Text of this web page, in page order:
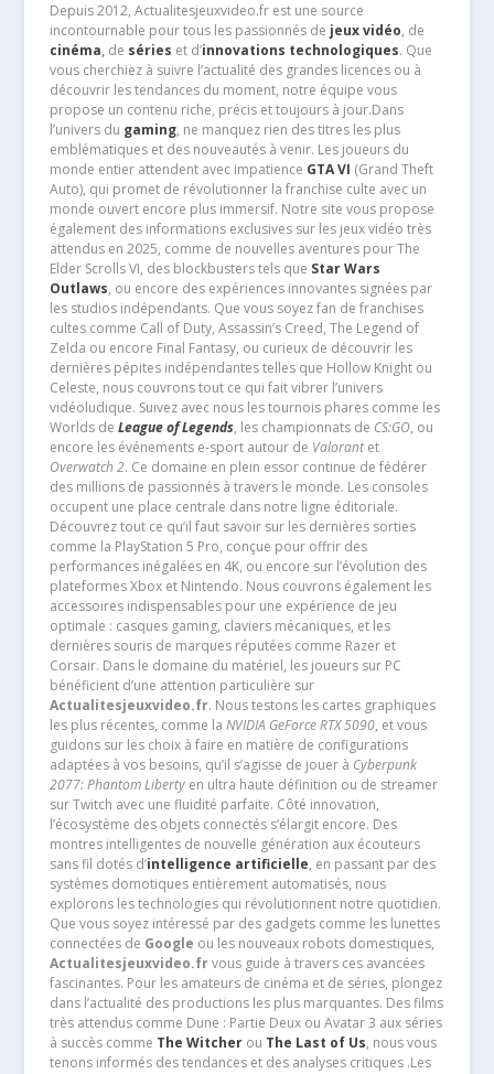
Depuis 2012, Actualitesjeuxvideo.fr est une source
incontournable pour tous les passionnés de jeux vidéo, de
cinéma,de séries et d’innovations technologiques. Que
vous cherchiez à suivre l’actualité des grandes licences ou à
découvrir les tendances du moment, notre équipe vous
propose un contenu riche, précis et toujours à jour.Dans
l’univers du gaming, ne manquez rien des titres les plus
emblématiques et des nouveautés à venir. Les joueurs du
monde entier attendent avec impatience GTA VI (Grand Theft
Auto), qui promet de révolutionner la franchise culte avec un
monde ouvert encore plus immersif. Notre site vous propose
également des informations exclusives sur les jeux vidéo très
attendus en 2025, comme de nouvelles aventures pour The
Elder Scrolls VI, des blockbusters tels que Star Wars
Outlaws, ou encore des expériences innovantes signées par
les studios indépendants. Que vous soyez fan de franchises
cultes comme Call of Duty, Assassin’s Creed, The Legend of
Zelda ou encore Final Fantasy, ou curieux de découvrir les
dernières pépites indépendantes telles que Hollow Knight ou
Celeste, nous couvrons tout ce qui fait vibrer l’univers
vidéoludique. Suivez avec nous les tournois phares comme les
Worlds de League of Legends, les championnats de CS:GO, ou
encore les événements e-sport autour de Valorantet
Overwatch 2. Ce domaine en plein essor continue de fédérer
des millions de passionnés à travers le monde. Les consoles
occupent une place centrale dans notre ligne éditoriale.
Découvrez tout ce qu’il faut savoir sur les dernières sorties
comme la PlayStation 5 Pro, conçue pour offrir des
performances inégalées en 4K, ou encore sur l’évolution des
plateformes Xbox et Nintendo. Nous couvrons également les
accessoires indispensables pour une expérience de jeu
optimale : casques gaming, claviers mécaniques, et les
dernières souris de marques réputées comme Razer et
Corsair. Dans le domaine du matériel, les joueurs sur PC
bénéficient d’une attention particulière sur
Actualitesjeuxvideo.fr. Nous testons les cartes graphiques
les plus récentes, comme la NVIDIA GeForce RTX 5090, et vous
guidons sur les choix à faire en matière de configurations
adaptées à vos besoins, qu’il s’agisse de jouer à Cyberpunk
2077: Phantom Libertyen ultra haute définition ou de streamer
sur Twitch avec une fluidité parfaite. Côté innovation,
l’écosystème des objets connectés s’élargit encore. Des
montres intelligentes de nouvelle génération aux écouteurs
sans fil dotés d’intelligence artificielle, en passant par des
systèmes domotiques entièrement automatisés, nous
explorons les technologies qui révolutionnent notre quotidien.
Que vous soyez intéressé par des gadgets comme les lunettes
connectées de Google ou les nouveaux robots domestiques,
Actualitesjeuxvideo.frvous guide à travers ces avancées
fascinantes. Pour les amateurs de cinéma et de séries, plongez
dans l’actualité des productions les plus marquantes. Des films
très attendus comme Dune : Partie Deux ou Avatar 3 aux séries
à succès comme The Witcherou The Last of Us, nous vous
tenons informés des tendances et des analyses critiques .Les